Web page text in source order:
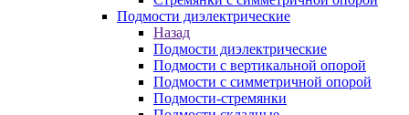
Подмости диэлектрические
Назад
Подмости диэлектрические
Подмости с вертикальной опорой
Подмости с симметричной опорой
Подмости-стремянки